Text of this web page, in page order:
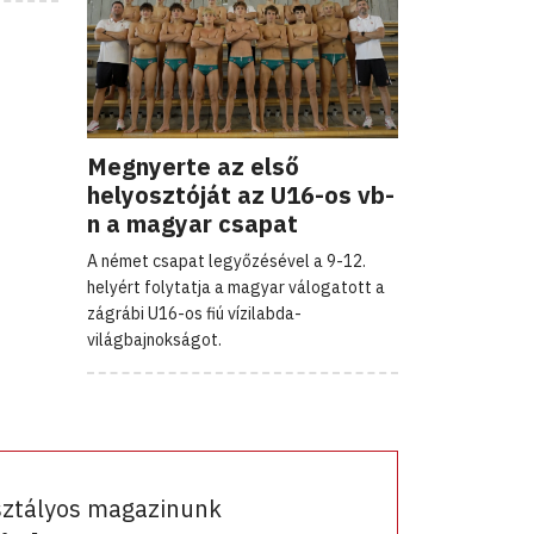
Megnyerte az első
helyosztóját az U16-os vb-
n a magyar csapat
A német csapat legyőzésével a 9-12.
helyért folytatja a magyar válogatott a
zágrábi U16-os fiú vízilabda-
világbajnokságot.
magazinunk